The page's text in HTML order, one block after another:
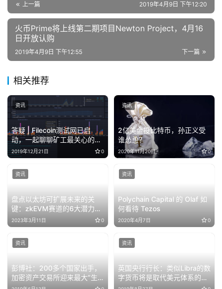
上一篇 2019年4月9日 下午12:20
火币Prime将上线第二期项目Newton Project，4月16
日开放认购
下一篇
2019年4月9日 下午12:55
相关推荐
答疑 | Filecoin测试网已启
动，一起聊聊矿工最关心的问
题
2019年12月21日 0
资讯
2亿美金投比特币，孙正义受
谁怂恿？
2020年11月20日 0
资讯
盘点以太坊可扩展未来的关
键：zkEVM赛道的6大潜力项
目
2023年3月11日 0
资讯
Polychain Capital 的 Olaf 如
何看待 Tezos
2020年4月7日 0
资讯
彭博社：200多个国家出手，
加密资产交易所迎来最大“生
死考验”
资讯
英国央行行长：类似Libra的数
字货币将是取代美元体系的最
优选项
资讯